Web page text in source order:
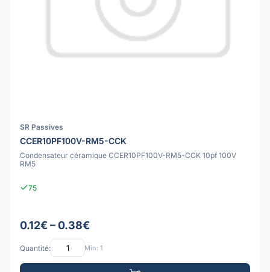
SR Passives
CCER10PF100V-RM5-CCK
Condensateur céramique CCER10PF100V-RM5-CCK 10pf 100V
RM5
75
0.12€ – 0.38€
Quantité: Min: 1